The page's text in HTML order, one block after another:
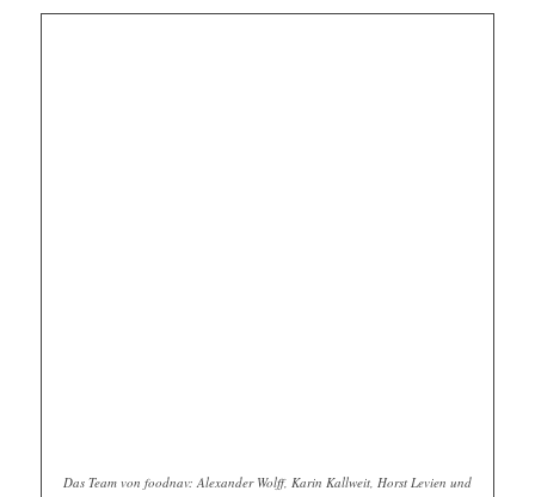
Das Team von foodnav: Alexander Wolff, Karin Kallweit, Horst Levien und